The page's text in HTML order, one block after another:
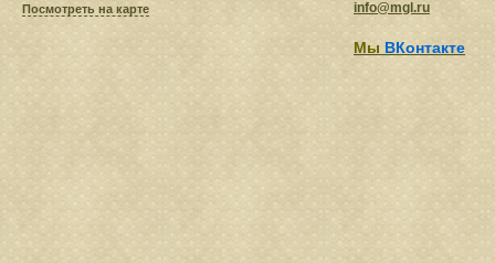
Посмотреть на карте info@mgl.ru
Мы ВКонтакте